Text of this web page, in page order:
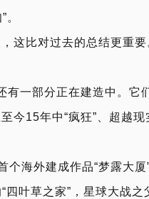
这比对过去的总结更重
一部分正在建造中。它
今15年中“疯狂”、超越
海外建成作品“梦露大
叶草之家”，星球大战